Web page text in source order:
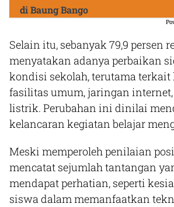
di Baung Bango
Selain itu, sebanyak 79,9 persen
menyatakan adanya perbaikan
kondisi sekolah, terutama terkait
fasilitas umum, jaringan
listrik. Perubahan ini dinilai
kelancaran kegiatan belajar
Meski memperoleh penilaian
mencatat sejumlah tantangan
mendapat perhatian, seperti
siswa dalam memanfaatkan